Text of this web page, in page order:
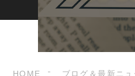
HOME ブログ＆最新ニュ